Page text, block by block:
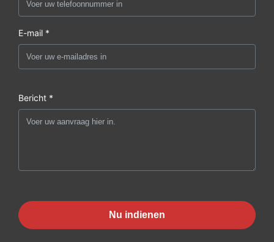
E-mail *
Bericht *
Nu indienen